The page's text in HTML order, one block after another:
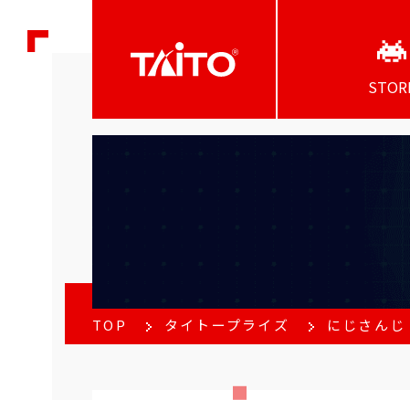
TOP タイトープライズ にじさん